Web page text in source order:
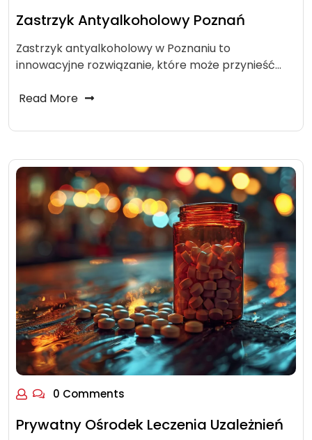
Zastrzyk Antyalkoholowy Poznań
Zastrzyk antyalkoholowy w Poznaniu to
innowacyjne rozwiązanie, które może przynieść…
Read More
0 Comments
Prywatny Ośrodek Leczenia Uzależnień